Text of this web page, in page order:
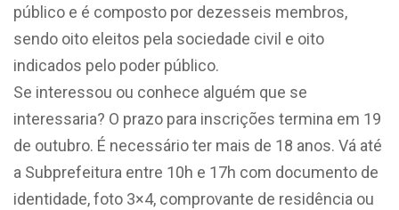
público e é composto por dezesseis membros,
sendo oito eleitos pela sociedade civil e oito
indicados pelo poder público.
Se interessou ou conhece alguém que se
interessaria? O prazo para inscrições termina em 19
de outubro. É necessário ter mais de 18 anos. Vá até
a Subprefeitura entre 10h e 17h com documento de
identidade, foto 3×4, comprovante de residência ou